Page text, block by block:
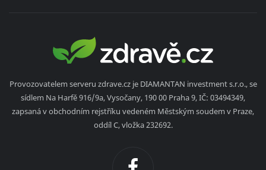
Provozovatelem serveru zdrave.cz je DIAMANTAN investment s.r.o., se
sídlem Na Harfě 916/9a, Vysočany, 190 00 Praha 9, IČ: 03494349,
zapsaná v obchodním rejstříku vedeném Městským soudem v Praze,
oddíl C, vložka 232692.